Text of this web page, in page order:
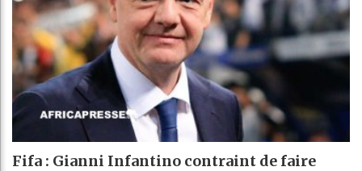
Fifa : Gianni Infantino contraint de faire